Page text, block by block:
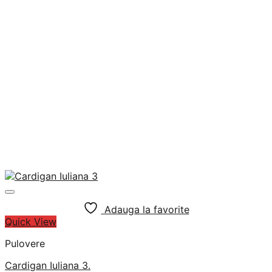
Adauga la favorite
Quick View
Pulovere
Cardigan Iuliana 3.